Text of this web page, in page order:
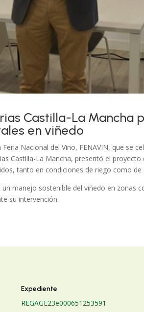
Castilla-La Mancha
en viñedo
Nacional del Vino, FENAVIN, que se
Castilla-La Mancha, presentó el
tanto en condiciones de riego como de
manejo sostenible del viñedo en zonas
su intervención.
Expediente
REGAGE23e000651253591